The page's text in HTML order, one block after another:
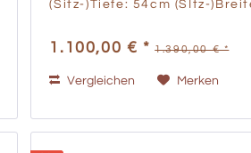
(Sitz-)Tiefe: 54cm (SItz-
zum fairen Preis Strenge...
1.100,00 € * 1.390,00 € *
Vergleichen Merken